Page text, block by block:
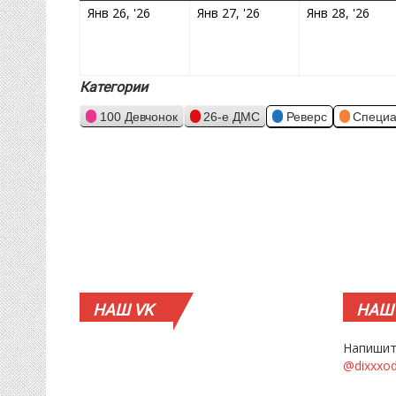
Янв 26, '26 26.01.2026Янв 27, '26 27.01.2026Янв 28, '26
Категории
100 Девчонок 26-е ДМС Реверс
НАШVK НАШ